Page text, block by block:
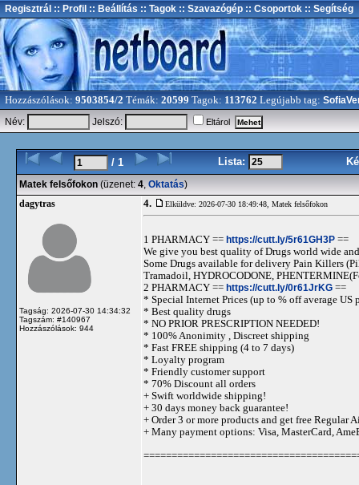
Regisztrál :: Profil :: Beállítás :: Tagok :: Szavazógép :: Csoportok :: Segítség
Hozzászólások: 9503854/2 Témák: 20599 Tagok: 113762 Legújabb tag:
Név:
Jelszó: Eltárol
/ 1 Lista:
Matek felsőfokon (üzenet: 4, Oktatás)
dagytras
Tagság: 2026-07-30 14:34:32
Tagszám: #140967
Hozzászólások: 944
4. Elküldve: 2026-07-30 18:49:48, Matek felsőfokon
1 PHARMACY == https://cutt.ly/5r61GH3P ==
We give you best quality of Drugs world wide
Some Drugs available for delivery Pain Killers
Tramadoil, HYDROCODONE,
2 PHARMACY == https://cutt.ly/0r61JrKG ==
* Special Internet Prices (up to % off average US
* Best quality drugs
* NO PRIOR PRESCRIPTION NEEDED!
* 100% Anonimity , Discreet shipping
* Fast FREE shipping (4 to 7 days)
* Loyalty program
* Friendly customer support
* 70% Discount all orders
+ Swift worldwide shipping!
+ 30 days money back guarantee!
+ Order 3 or more products and get free Regular
+ Many payment options: Visa, MasterCard,